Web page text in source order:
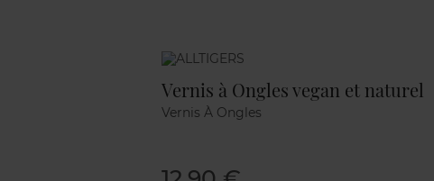
Marque
Vernis à Ongles vegan et naturel
Vernis À Ongles